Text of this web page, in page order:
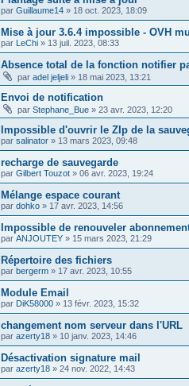
par Guillaume14 » 18 oct. 2023, 18:09
Mise à jour 3.6.4 impossible - OVH
par LeChi » 13 juil. 2023, 08:33
Absence total de la fonction notifier
par adel jeljeli » 18 mai 2023, 13:21
Envoi de notification
par Stephane_Bue » 23 avr. 2023, 12:20
Impossible d'ouvrir le ZIp de la
par salinator » 13 mars 2023, 09:48
recharge de sauvegarde
par Gilbert Touzot » 06 avr. 2023, 19:24
Mélange espace courant
par dohko » 17 avr. 2023, 14:56
Impossible de renouveler
par ANJOUTEY » 15 mars 2023, 21:29
Répertoire des fichiers
par bergerm » 17 avr. 2023, 10:55
Module Email
par DiK58000 » 13 févr. 2023, 15:32
changement nom serveur dans l'URL
par azerty18 » 10 janv. 2023, 14:46
Désactivation signature mail
par azerty18 » 24 nov. 2022, 14:43